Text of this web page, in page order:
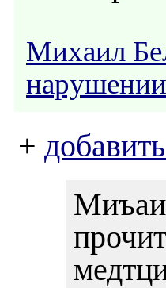
Михаил
нарушении
+